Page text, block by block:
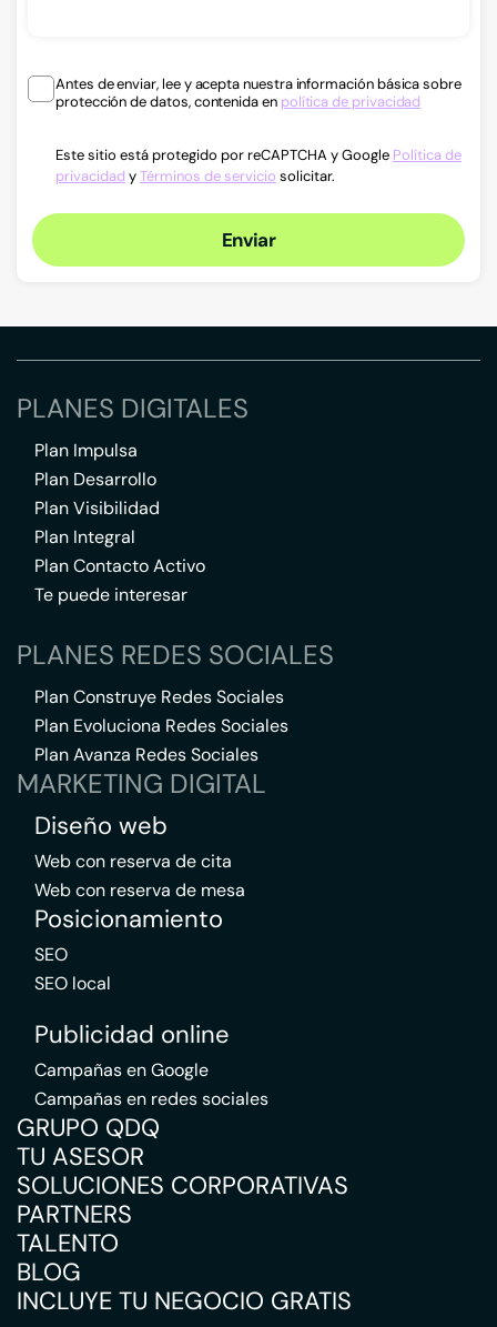
Antes de enviar, lee y acepta nuestra información básica sobre
protección de datos, contenida en política de privacidad
Este sitio está protegido por reCAPTCHA y Google Política de
privacidad yTérminos de servicio solicitar.
Enviar
PLANES DIGITALES
Plan Impulsa
Plan Desarrollo
Plan Visibilidad
Plan Integral
Plan Contacto Activo
Te puede interesar
PLANES REDES SOCIALES
Plan Construye Redes Sociales
Plan Evoluciona Redes Sociales
Plan Avanza Redes Sociales
MARKETING DIGITAL
Diseño web
Web con reserva de cita
Web con reserva de mesa
Posicionamiento
SEO
SEO local
Publicidad online
Campañas en Google
Campañas en redes sociales
GRUPO QDQ
TU ASESOR
SOLUCIONES CORPORATIVAS
PARTNERS
TALENTO
BLOG
INCLUYE TU NEGOCIO GRATIS